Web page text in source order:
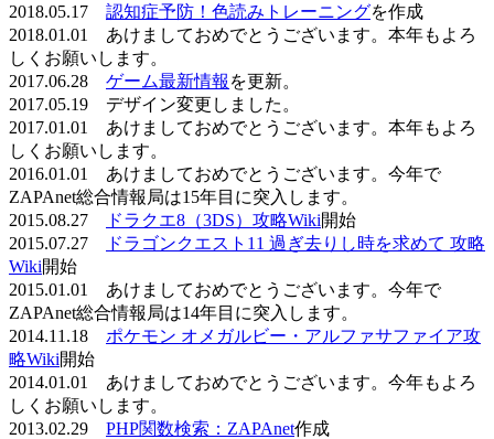
2018.05.17 認知症予防！色読みトレーニングを作成
2018.01.01 あけましておめでとうございます。本年もよろ
しくお願いします。
2017.06.28 ゲーム最新情報 を更新。
2017.05.19 デザイン変更しました。
2017.01.01 あけましておめでとうございます。本年もよろ
しくお願いします。
2016.01.01 あけましておめでとうございます。今年で
ZAPAnet総合情報局は15年目に突入します。
2015.08.27
ドラクエ8（3DS）攻略Wiki開始
2015.07.27
ドラゴンクエスト11 過ぎ去りし時を求めて 攻略
Wiki開始
2015.01.01 あけましておめでとうございます。今年で
ZAPAnet総合情報局は14年目に突入します。
2014.11.18 ポケモン オメガルビー・アルファサファイア攻
略Wiki開始
2014.01.01 あけましておめでとうございます。今年もよろ
しくお願いします。
2013.02.29 PHP関数検索：ZAPAnet作成